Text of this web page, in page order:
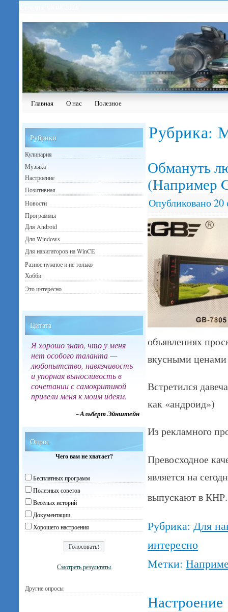
Главная О нас Полезное
Рубрика:
Обмануть
(Например
Опубликовано20
объявлениях
вкусными
Встретился
как «андроид»)
Из рекламного
Превосходное
является на
выпускают в
Рубрика: Для
интересно
Метки:
Настроение
Рубрики
Кулинария
Музыка
Настроение
Позитивная
Новости
Программы
Для Android
Для Windows
Для навигаторов на WinCE
Разное нужное и не только
Хобби
Это интересно
Цитата
Я хорошо знаю, что у меня
нет особого таланта —
любопытство, навязчивость
и упорная выносливость в
сочетании с самокритикой
привели меня к моим идеям.
~Альберт Эйнштейн
Опрос
Чего вам не хватает?
Бесплатных программ
Полезных советов
Весёлых историй
Документации
Хорошего настроения
Смотреть результаты
Другие опросы